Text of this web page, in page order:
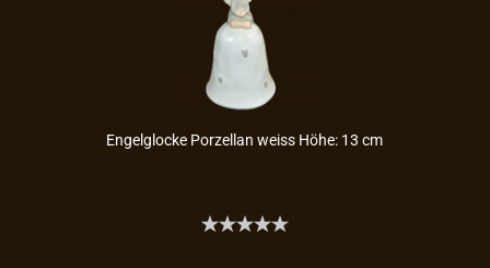
En­gel­glo­cke Por­zel­lan weiss Höhe: 13 cm